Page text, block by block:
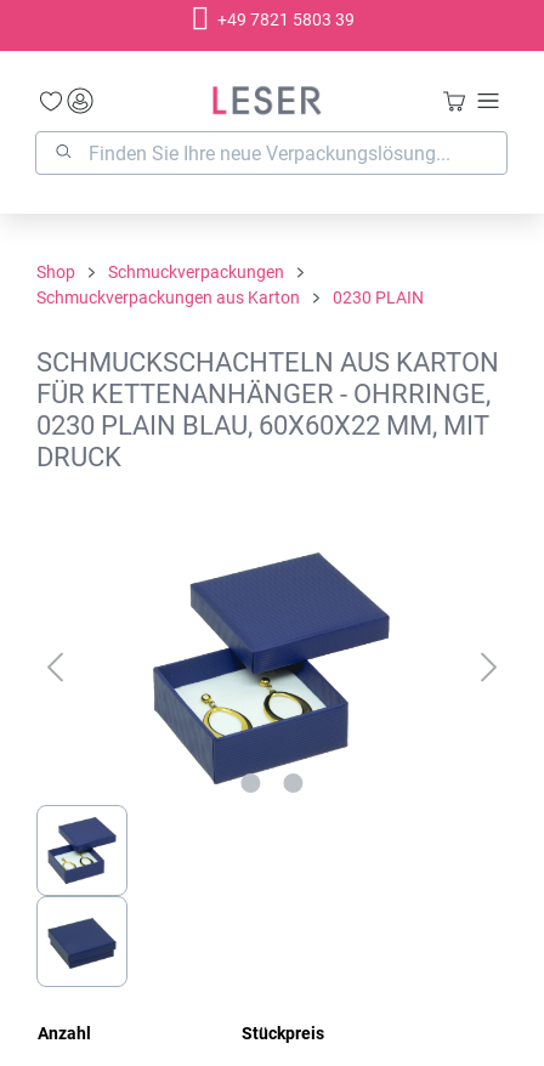
+49 7821 5803 39
Shop
Schmuckverpackungen
Schmuckverpackungen aus Karton
0230 PLAIN
SCHMUCKSCHACHTELN AUS KARTON
FÜR KETTENANHÄNGER - OHRRINGE,
0230 PLAIN BLAU, 60X60X22 MM, MIT
DRUCK
Anzahl Stückpreis